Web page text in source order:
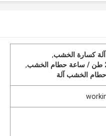
,
,
الخشب آلة